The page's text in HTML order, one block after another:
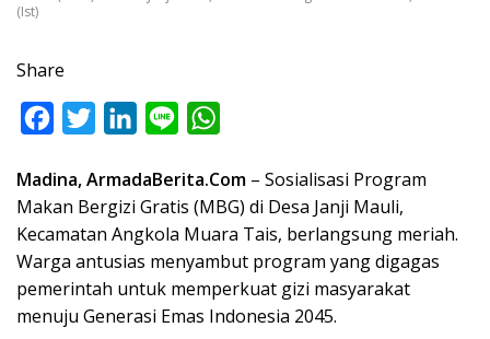
(Ist)
Share
c
e
o
o
i
t
e
r
n
k
e
d
I
n
e
a
t
s
A
p
Madina, ArmadaBerita.Com – Sosialisasi Program
Makan Bergizi Gratis (MBG) di Desa Janji Mauli,
Kecamatan Angkola Muara Tais, berlangsung meriah.
Warga antusias menyambut program yang digagas
pemerintah untuk memperkuat gizi masyarakat
menuju Generasi Emas Indonesia 2045.